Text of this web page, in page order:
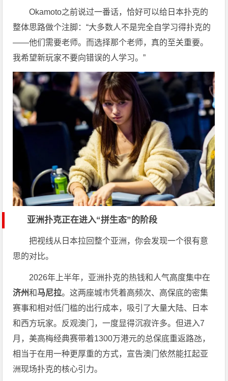
Okamoto之前说过一番话，恰好可以给日本扑克的
整体思路做个注脚：“大多数人不是完全自学习得扑克的
——他们需要老师。而选择那个老师，真的至关重要。
我希望新玩家不要向错误的人学习。”
亚洲扑克正在进入“拼生态”的阶段
把视线从日本拉回整个亚洲，你会发现一个很有意
思的对比。
2026年上半年，亚洲扑克的热钱和人气高度集中在
济州和马尼拉。这两座城市凭着高频次、高保底的密集
赛事和相对低门槛的出行成本，吸引了大量大陆、日本
和西方玩家。反观澳门，一度显得沉寂许多。但进入7
月，美高梅经典赛带着1300万港元的总保底重返路氹，
相当于在用一种更厚重的方式，宣告澳门依然能扛起亚
洲现场扑克的核心引力。